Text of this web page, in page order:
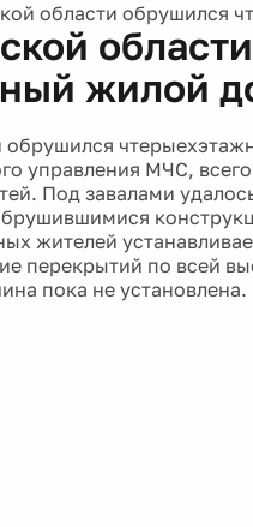
области обрушился
жилой
управления МЧС,
Под завалами
жителей
перекрытий по всей
пока не установлена.